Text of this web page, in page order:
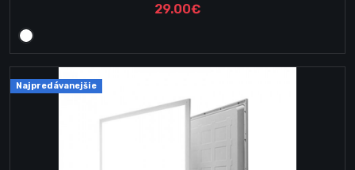
29.00€
Najpredávanejšie